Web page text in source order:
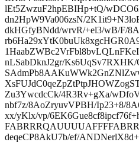
lEt5ZwzuF2hpEBIHp+tQ/
dn2HpW9Va006zsN/
dkHGfyBNdd/wrvR/+el3/wB/F/
nLSabDknJ2gr/
Zu3YwcdcCk/4R3Rv+gXa/
nbf7z/8AoZryuvVPBH/Ip23+8/
xx/yKlx/vp/
deqeCP8AkU7b/ef/